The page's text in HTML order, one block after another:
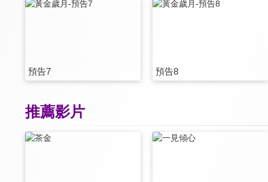
預告7 預告8
推薦影片